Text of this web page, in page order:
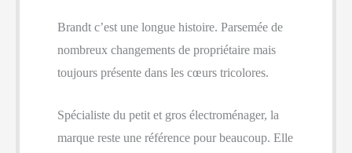
Brandt c’est une longue histoire. Parsemée de
nombreux changements de propriétaire mais
toujours présente dans les cœurs tricolores.
Spécialiste du petit et gros électroménager, la
marque reste une référence pour beaucoup. Elle